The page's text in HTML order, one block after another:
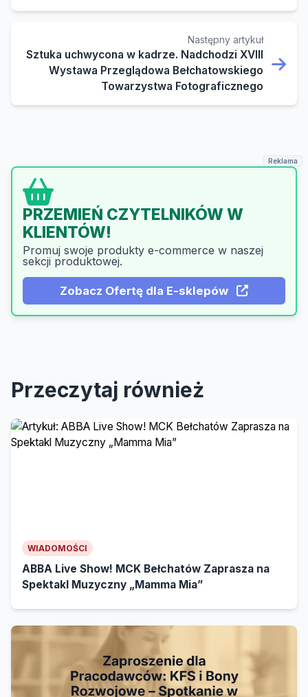
Następny artykuł
Sztuka uchwycona w kadrze. Nadchodzi XVIII
Wystawa Przeglądowa Bełchatowskiego
Towarzystwa Fotograficznego
PROMOCJA USŁUG
W POWIECIE
Lokalny Zasięg + Google
Zacznij Wyróżnianie
Przeczytaj również
WIADOMOŚCI
ABBA Live Show! MCK Bełchatów Zaprasza na
Spektakl Muzyczny „Mamma Mia”